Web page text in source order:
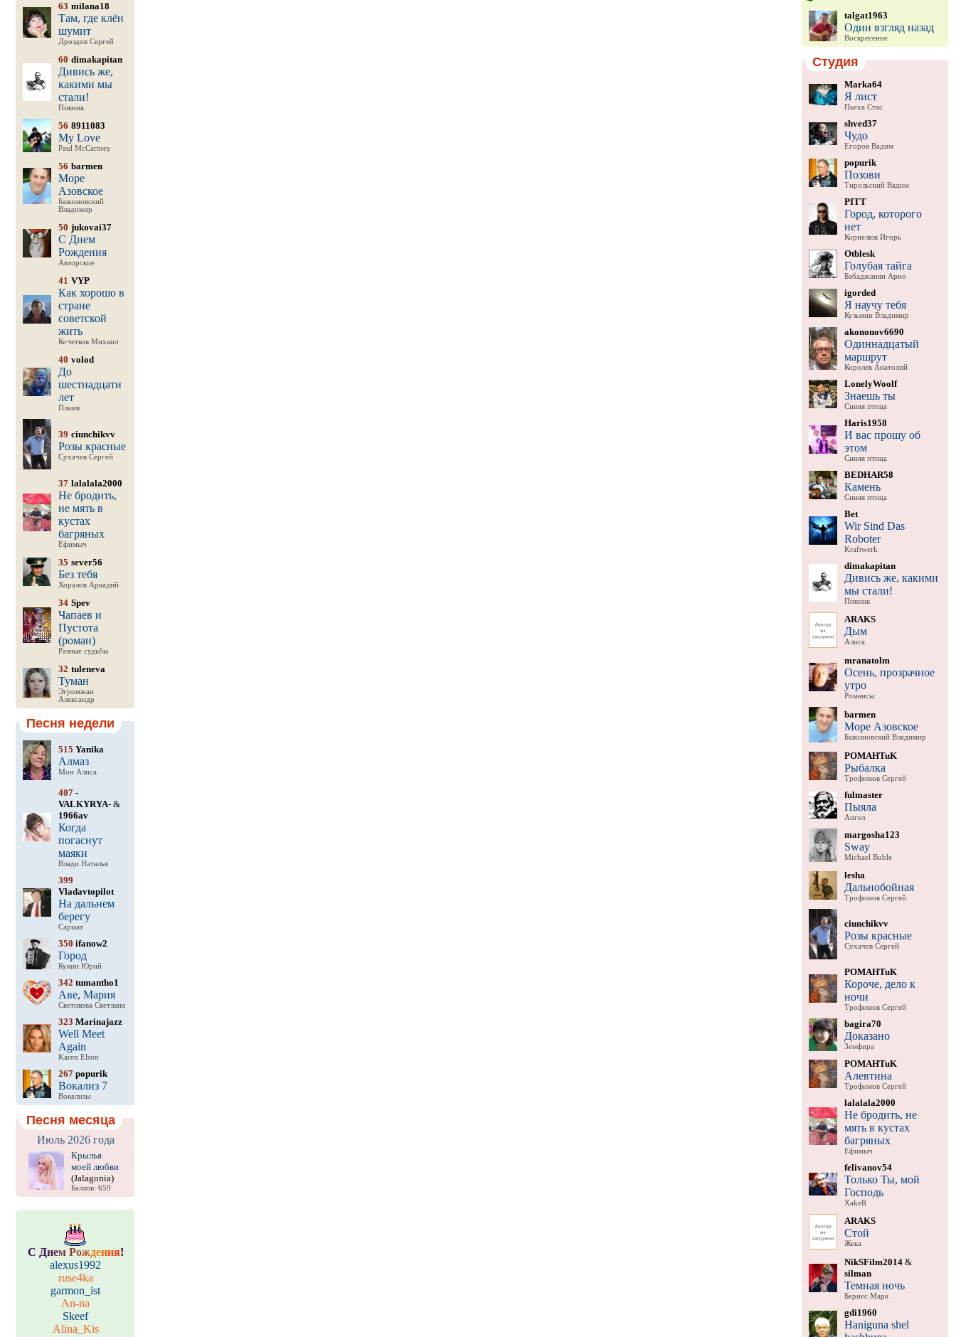
63 milana18
Там, где клён
шумит
Дроздов Сергей
60 dimakapitan
Дивись же,
какими мы
стали!
Пикник
56 8911083
My Love
Paul McCartney
56 barmen
Море
Азовское
Бажиновский
Владимир
50 jukovai37
С Днем
Рождения
Авторские
41 VYP
Как хорошо в
стране
советской
жить
Кочетков Михаил
40 volod
До
шестнадцати
лет
Пламя
39 ciunchikvv
Розы красные
Сухачев Сергей
37 lalalala2000
Не бродить,
не мять в
кустах
багряных
Ефимыч
35 sever56
Без тебя
Хоралов Аркадий
34 Spev
Чапаев и
Пустота
(роман)
Разные судьбы
32 tuleneva
Туман
Эгромжан
Александр
Песня недели
515 Yanika
Алмаз
Мон Алиса
407-
VALKYRYA-&
1966av
Когда
погаснут
маяки
Влади Наталья
399
Vladavtopilot
На дальнем
берегу
Сармат
350 ifanow2
Город
Кукин Юрий
342 tumantho1
Аве, Мария
Светикова Светлана
323 Marinajazz
Well Meet
Again
Karen Elson
267popurik
Вокализ 7
Вокализы
Песня месяца
Июль 2026 года
Крылья
моей любви
(Jalagonia)
Баллов: 659
С Днем Рождения!
alexus1992
ruse4ka
garmon_ist
An-na
Skeef
Alina_Kis
talgat1963
Один взгляд назад
Воскресение
Студия
Marka64
Я лист
Пьеха Стас
shved37
Чудо
Егоров Вадим
popurik
Позови
Тирольский Вадим
PITT
Город, которого
нет
Корнелюк Игорь
Otblesk
Голубая тайга
Бабаджанян Арно
igorded
Я научу тебя
Кузьмин Владимир
akononov6690
Одиннадцатый
маршрут
Королев Анатолий
LonelyWoolf
Знаешь ты
Синяя птица
Haris1958
И вас прошу об
этом
Синяя птица
BEDHAR58
Камень
Синяя птица
Bet
Wir Sind Das
Roboter
Kraftwerk
dimakapitan
Дивись же, какими
мы стали!
Пикник
ARAKS
Дым
Алиса
mranatolm
Осень, прозрачное
утро
Романсы
barmen
Море Азовское
Бажиновский Владимир
POMAHTuK
Рыбалка
Трофимов Сергей
fulmaster
Пыяла
Аигел
margosha123
Sway
Michael Buble
lesha
Дальнобойная
Трофимов Сергей
ciunchikvv
Розы красные
Сухачев Сергей
POMAHTuK
Короче, дело к
ночи
Трофимов Сергей
bagira70
Доказано
Земфира
POMAHTuK
Алевтина
Трофимов Сергей
lalalala2000
Не бродить, не
мять в кустах
багряных
Ефимыч
felivanov54
Только Ты, мой
Господь
XakeR
ARAKS
Стой
Жека
NikSFilm2014&
silman
Темная ночь
Бернес Марк
gdi1960
Haniguna shel